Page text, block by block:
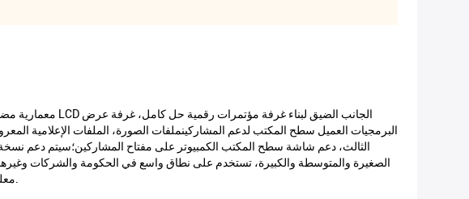
الصغيرة والمتوسطة والكبيرة، تستخدم على نطاق واسع في الحكومة والشركات
معلومات شبكة البنوك المالية، نظام مناقشة الاستشارات الطبية؛ 7 * 24 ساعة قابلية التكيف مع البيئة في جميع الأحوال الجوية.